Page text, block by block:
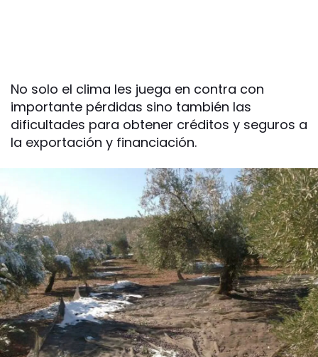
No solo el clima les juega en contra con
importante pérdidas sino también las
dificultades para obtener créditos y seguros a
la exportación y financiación.